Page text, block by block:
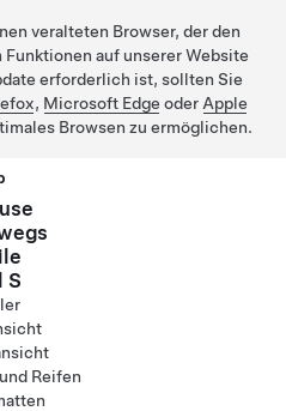
veralteten Browser, der den
auf unserer Website
erforderlich ist, sollten Sie
, Microsoft Edge oder Apple
Browsen zu ermöglichen.
S
Reifen